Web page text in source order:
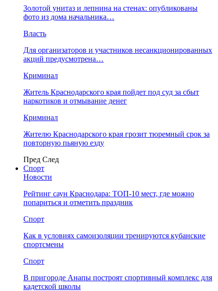
​Золотой унитаз и лепнина на стенах: опубликованы
фото из дома начальника…
Власть
Для организаторов и участников несанкционированных
акций предусмотрена…
Криминал
Житель Краснодарского края пойдет под суд за сбыт
наркотиков и отмывание денег
Криминал
Жителю Краснодарского края грозит тюремный срок за
повторную пьяную езду
Пред След
Спорт
Новости
Рейтинг саун Краснодара: ТОП-10 мест, где можно
попариться и отметить праздник
Спорт
Как в условиях самоизоляции тренируются кубанские
спортсмены
Спорт
В пригороде Анапы построят спортивный комплекс для
кадетской школы